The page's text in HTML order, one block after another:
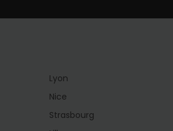
Lyon
Nice
Strasbourg